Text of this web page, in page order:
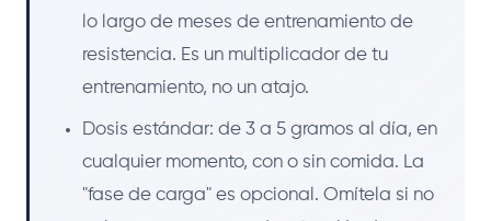
lo largo de meses de entrenamiento de
resistencia. Es un multiplicador de tu
entrenamiento, no un atajo.
Dosis estándar: de 3 a 5 gramos al día, en
cualquier momento, con o sin comida. La
"fase de carga" es opcional. Omítela si no